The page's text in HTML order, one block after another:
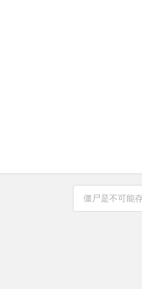
僵尸是不可能